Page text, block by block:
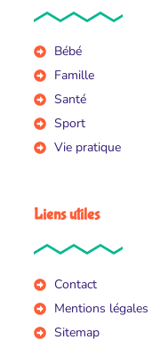
Bébé
Famille
Santé
Sport
Vie pratique
Liens utiles
Contact
Mentions légales
Sitemap